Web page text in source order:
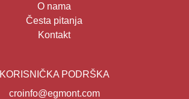
O nama
Česta pitanja
Kontakt
KORISNIČKA PODRŠKA
croinfo@egmont.com